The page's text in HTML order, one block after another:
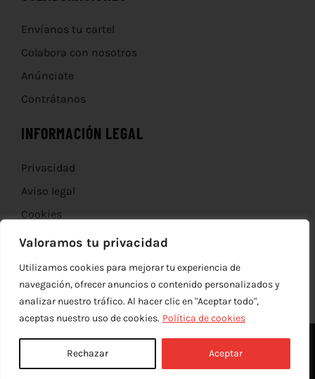
Valoramos tu privacidad
Utilizamos cookies para mejorar tu experiencia de
navegación, ofrecer anuncios o contenido personalizados y
analizar nuestro tráfico. Al hacer clic en "Aceptar todo",
aceptas nuestro uso de cookies. Política de cookies
Rechazar Aceptar
Envíanos tu cartel
Colabora con nosotros
Anúnciate
Contrátanos
INFORMACIÓN LEGAL
Privacidad
Aviso legal
Cookies
Devoluciones
© Copyright 2012 - 2026 | | Todos los derechos reservados